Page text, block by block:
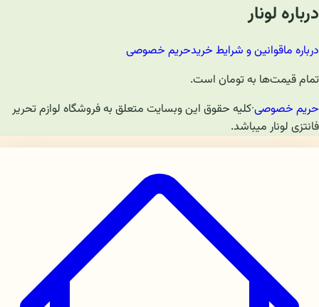
درباره لونار
درباره ماقوانین و شرایط خریدحریم خصوصی
تمام قیمت‌ها به تومان است.
حریم خصوصی·کلیه حقوق این وبسایت متعلق به فروشگاه لوازم تحریر
فانتزی لونار میباشد.